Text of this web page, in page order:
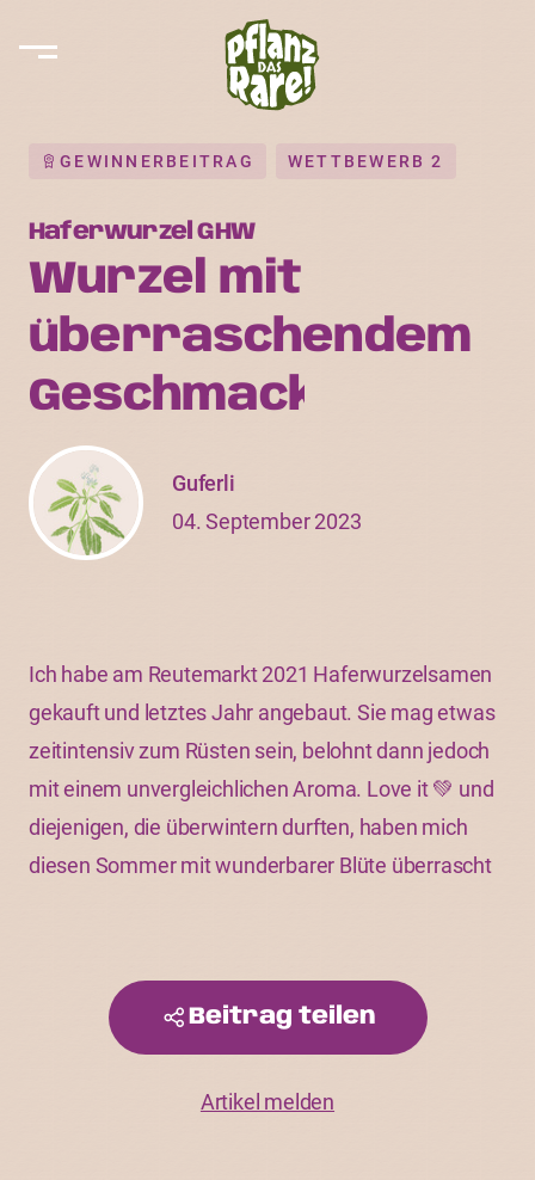
GEWINNERBEITRAG WETTBEWERB 2
Haferwurzel GHW
Wurzel mit
überraschendem
Geschmack
Guferli
04. September 2023
Ich habe am Reutemarkt 2021 Haferwurzelsamen
gekauft und letztes Jahr angebaut. Sie mag etwas
zeitintensiv zum Rüsten sein, belohnt dann jedoch
mit einem unvergleichlichen Aroma. Love it 💚 und
diejenigen, die überwintern durften, haben mich
diesen Sommer mit wunderbarer Blüte überrascht
Beitrag teilen
Artikel melden